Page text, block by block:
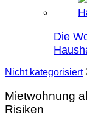
Die
Nicht kategorisiert
Mietwohnung
Risiken